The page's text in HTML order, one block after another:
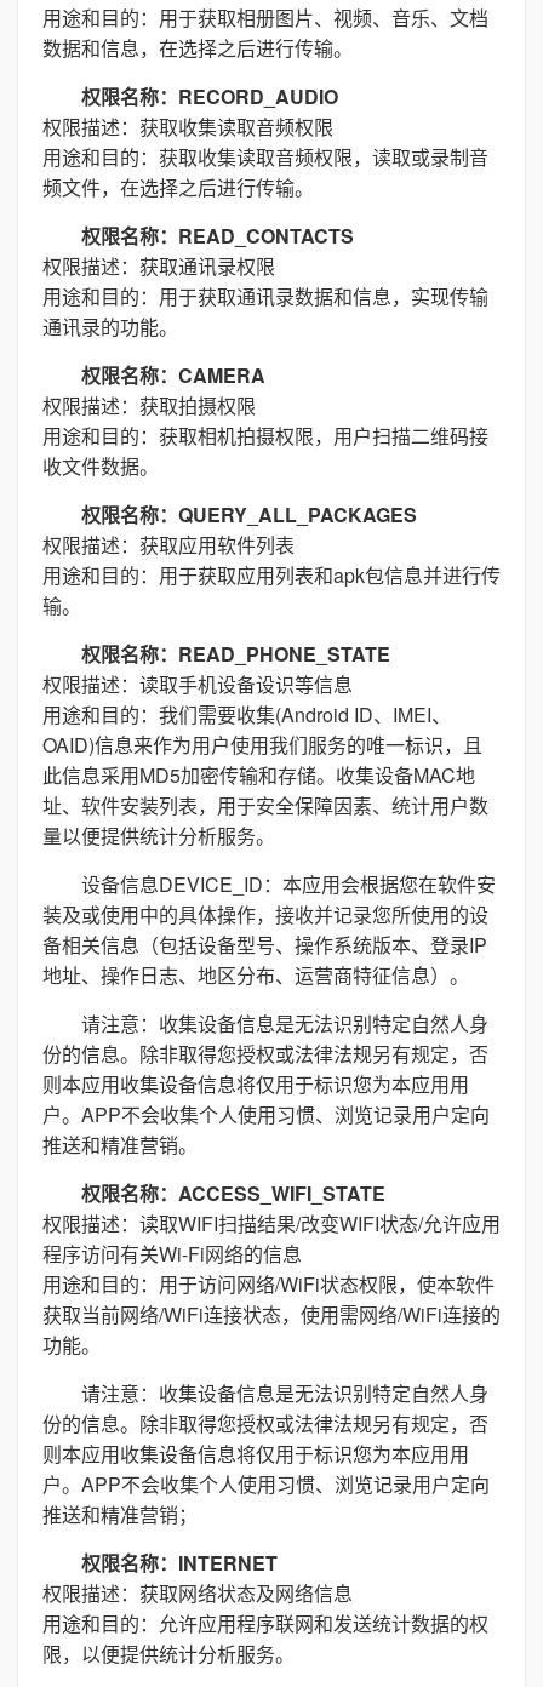
用途和目的：用于获取相册图片、视频、音乐、文档
数据和信息，在选择之后进行传输。
权限名称：RECORD_AUDIO
权限描述：获取收集读取音频权限
用途和目的：获取收集读取音频权限，读取或录制音
频文件，在选择之后进行传输。
权限名称：READ_CONTACTS
权限描述：获取通讯录权限
用途和目的：用于获取通讯录数据和信息，实现传输
通讯录的功能。
权限名称：CAMERA
权限描述：获取拍摄权限
用途和目的：获取相机拍摄权限，用户扫描二维码接
收文件数据。
权限名称：QUERY_ALL_PACKAGES
权限描述：获取应用软件列表
用途和目的：用于获取应用列表和apk包信息并进行传
输。
权限名称：READ_PHONE_STATE
权限描述：读取手机设备设识等信息
用途和目的：我们需要收集(Android ID、IMEI、
OAID)信息来作为用户使用我们服务的唯一标识，且
此信息采用MD5加密传输和存储。收集设备MAC地
址、软件安装列表，用于安全保障因素、统计用户数
量以便提供统计分析服务。
设备信息DEVICE_ID：本应用会根据您在软件安
装及或使用中的具体操作，接收并记录您所使用的设
备相关信息（包括设备型号、操作系统版本、登录IP
地址、操作日志、地区分布、运营商特征信息）。
请注意：收集设备信息是无法识别特定自然人身
份的信息。除非取得您授权或法律法规另有规定，否
则本应用收集设备信息将仅用于标识您为本应用用
户。APP不会收集个人使用习惯、浏览记录用户定向
推送和精准营销。
权限名称：ACCESS_WIFI_STATE
权限描述：读取WIFI扫描结果/改变WIFI状态/允许应用
程序访问有关Wi-Fi网络的信息
用途和目的：用于访问网络/WiFi状态权限，使本软件
获取当前网络/WiFi连接状态，使用需网络/WiFi连接的
功能。
请注意：收集设备信息是无法识别特定自然人身
份的信息。除非取得您授权或法律法规另有规定，否
则本应用收集设备信息将仅用于标识您为本应用用
户。APP不会收集个人使用习惯、浏览记录用户定向
推送和精准营销；
权限名称：INTERNET
权限描述：获取网络状态及网络信息
用途和目的：允许应用程序联网和发送统计数据的权
限，以便提供统计分析服务。